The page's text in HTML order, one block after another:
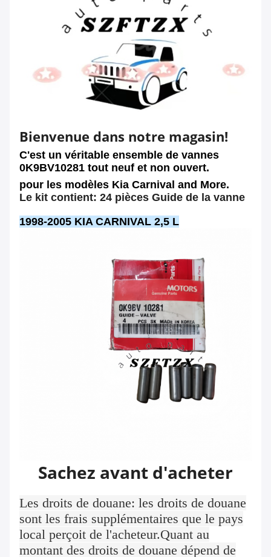
Bienvenue dans notre magasin!
C'est un véritable ensemble de vannes
0K9BV10281 tout neuf et non ouvert.
pour les modèles Kia Carnival and More.
Le kit contient: 24 pièces Guide de la vanne
1998-2005 KIA CARNIVAL 2,5 L
Sachez avant d'acheter
Les droits de douane: les droits de douane
sont les frais supplémentaires que le pays
local perçoit de l'acheteur.Quant au
montant des droits de douane dépend de